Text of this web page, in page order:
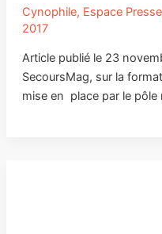
Cynophile, Espace Presse
2017
Article publié le 23
SecoursMag, sur la
mise en place par le pôle